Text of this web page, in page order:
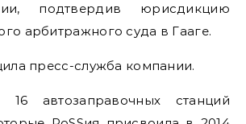
подтвердив юрисдикцию
арбитражного суда в Гааге.
пресс-служба компании.
16 автозаправочных станций